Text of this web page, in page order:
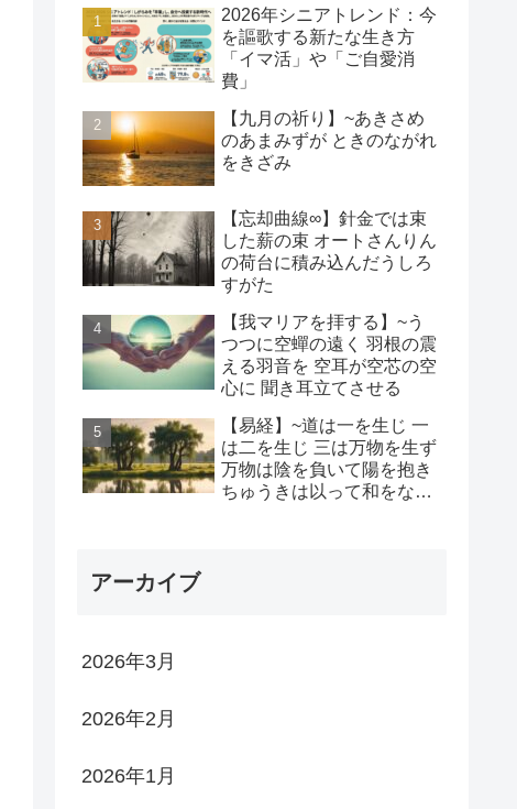
2026年シニアトレンド：今
を謳歌する新たな生き方
「イマ活」や「ご自愛消
費」
【九月の祈り】~あきさめ
のあまみずが ときのながれ
をきざみ
【忘却曲線∞】針金では束
した薪の束 オートさんりん
の荷台に積み込んだうしろ
すがた
【我マリアを拝する】~う
つつに空蟬の遠く 羽根の震
える羽音を 空耳が空芯の空
心に 聞き耳立てさせる
【易経】~道は一を生じ 一
は二を生じ 三は万物を生ず
万物は陰を負いて陽を抱き
ちゅうきは以って和をなす
アーカイブ
2026年3月
2026年2月
2026年1月